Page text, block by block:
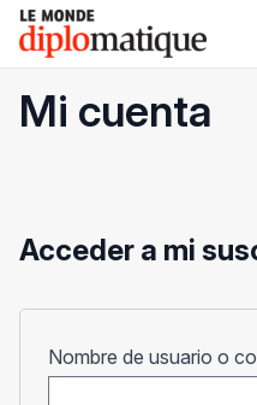
Skip
content
Le monde diplomatique
Mi cuenta
Acceder a mi
Nombre de usuario o